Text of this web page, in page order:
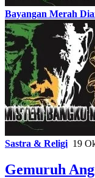
Bayangan Merah
Sastra & Religi 19
Gemuruh